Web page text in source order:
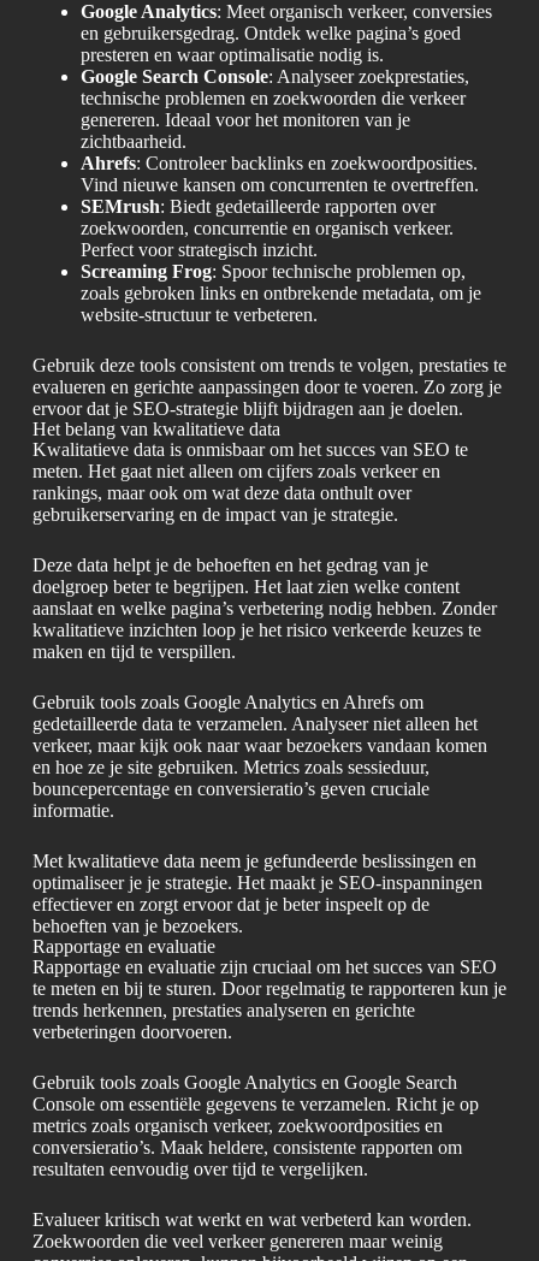
Google Analytics: Meet organisch verkeer, conversies
en gebruikersgedrag. Ontdek welke pagina’s goed
presteren en waar optimalisatie nodig is.
Google Search Console: Analyseer zoekprestaties,
technische problemen en zoekwoorden die verkeer
genereren. Ideaal voor het monitoren van je
zichtbaarheid.
Ahrefs: Controleer backlinks en zoekwoordposities.
Vind nieuwe kansen om concurrenten te overtreffen.
SEMrush: Biedt gedetailleerde rapporten over
zoekwoorden, concurrentie en organisch verkeer.
Perfect voor strategisch inzicht.
Screaming Frog: Spoor technische problemen op,
zoals gebroken links en ontbrekende metadata, om je
website-structuur te verbeteren.
Gebruik deze tools consistent om trends te volgen, prestaties te
evalueren en gerichte aanpassingen door te voeren. Zo zorg je
ervoor dat je SEO-strategie blijft bijdragen aan je doelen.
Het belang van kwalitatieve data
Kwalitatieve data is onmisbaar om het succes van SEO te
meten. Het gaat niet alleen om cijfers zoals verkeer en
rankings, maar ook om wat deze data onthult over
gebruikerservaring en de impact van je strategie.
Deze data helpt je de behoeften en het gedrag van je
doelgroep beter te begrijpen. Het laat zien welke content
aanslaat en welke pagina’s verbetering nodig hebben. Zonder
kwalitatieve inzichten loop je het risico verkeerde keuzes te
maken en tijd te verspillen.
Gebruik tools zoals Google Analytics en Ahrefs om
gedetailleerde data te verzamelen. Analyseer niet alleen het
verkeer, maar kijk ook naar waar bezoekers vandaan komen
en hoe ze je site gebruiken. Metrics zoals sessieduur,
bouncepercentage en conversieratio’s geven cruciale
informatie.
Met kwalitatieve data neem je gefundeerde beslissingen en
optimaliseer je je strategie. Het maakt je SEO-inspanningen
effectiever en zorgt ervoor dat je beter inspeelt op de
behoeften van je bezoekers.
Rapportage en evaluatie
Rapportage en evaluatie zijn cruciaal om het succes van SEO
te meten en bij te sturen. Door regelmatig te rapporteren kun je
trends herkennen, prestaties analyseren en gerichte
verbeteringen doorvoeren.
Gebruik tools zoals Google Analytics en Google Search
Console om essentiële gegevens te verzamelen. Richt je op
metrics zoals organisch verkeer, zoekwoordposities en
conversieratio’s. Maak heldere, consistente rapporten om
resultaten eenvoudig over tijd te vergelijken.
Evalueer kritisch wat werkt en wat verbeterd kan worden.
Zoekwoorden die veel verkeer genereren maar weinig